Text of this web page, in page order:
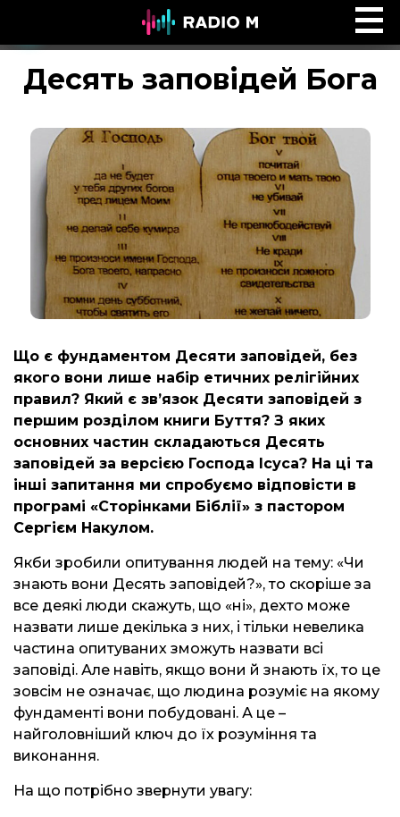
Ефір Radio M
Десять заповідей Бога
Що є фундаментом Десяти заповідей, без
якого вони лише набір етичних релігійних
правил? Який є зв’язок Десяти заповідей з
першим розділом книги Буття? З яких
основних частин складаються Десять
заповідей за версією Господа Ісуса? На ці та
інші запитання ми спробуємо відповісти в
програмі «Сторінками Біблії» з пастором
Сергієм Накулом.
Якби зробили опитування людей на тему: «Чи
знають вони Десять заповідей?», то скоріше за
все деякі люди скажуть, що «ні», дехто може
назвати лише декілька з них, і тільки невелика
частина опитуваних зможуть назвати всі
заповіді. Але навіть, якщо вони й знають їх, то це
зовсім не означає, що людина розуміє на якому
фундаменті вони побудовані. А це –
найголовніший ключ до їх розуміння та
виконання.
На що потрібно звернути увагу: